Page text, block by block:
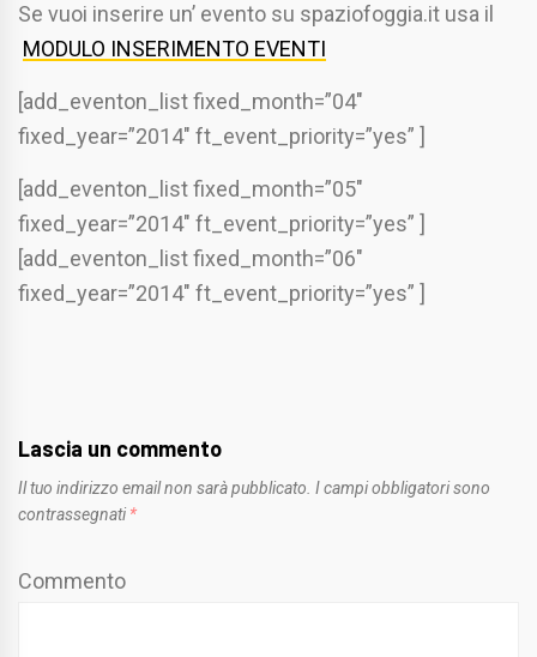
Se vuoi inserire un’ evento su spaziofoggia.it usa il
MODULO INSERIMENTO EVENTI
[add_eventon_list fixed_month=”04″
fixed_year=”2014″ ft_event_priority=”yes” ]
[add_eventon_list fixed_month=”05″
fixed_year=”2014″ ft_event_priority=”yes” ]
[add_eventon_list fixed_month=”06″
fixed_year=”2014″ ft_event_priority=”yes” ]
Lascia un commento
Il tuo indirizzo email non sarà pubblicato. I campi obbligatori sono
contrassegnati *
Commento